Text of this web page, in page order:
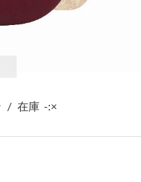
/ 在庫 -:×